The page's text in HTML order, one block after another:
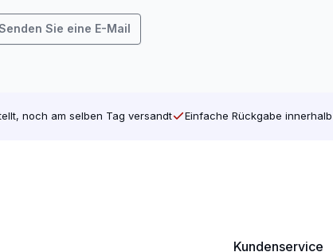
Sie eine E-Mail
noch am selben Tag versandt Einfache Rückgabe
Kundenservice